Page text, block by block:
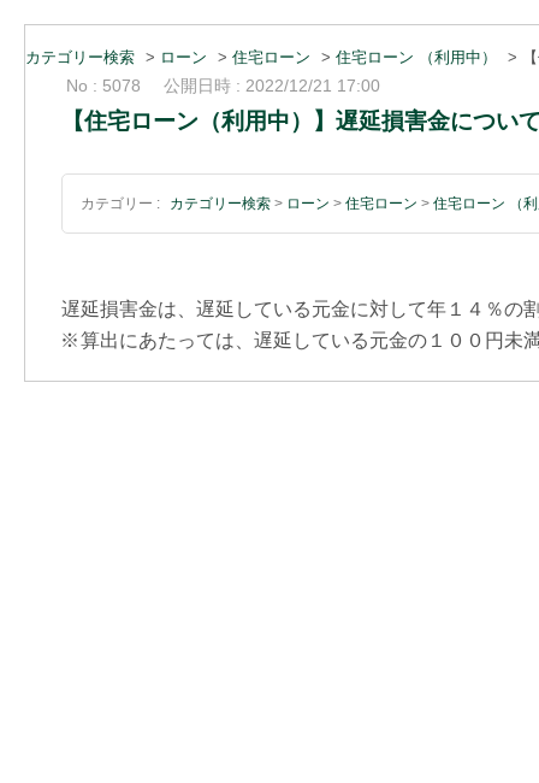
カテゴリー検索 > ローン > 住宅ローン > 住宅ローン （利用中） >
No : 5078 公開日時 : 2022/12/21 17:00
【住宅ローン（利用中）】遅延損害金につい
カテゴリー : カテゴリー検索 > ローン > 住宅ローン > 住宅ローン （
遅延損害金は、遅延している元金に対して年１４％の
※算出にあたっては、遅延している元金の１００円未